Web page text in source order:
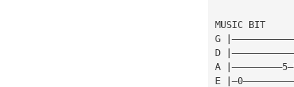
MUSIC BIT
G
D
A
E